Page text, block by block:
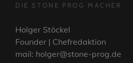
DIE STONE PROG MACHER
Holger Stöckel
Founder | Chefredaktion
mail: holger@stone-prog.de